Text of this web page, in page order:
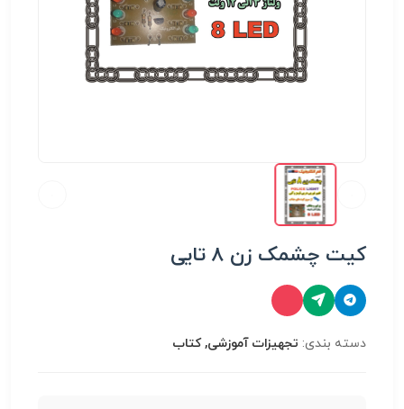
کیت چشمک زن ۸ تایی
دسته بندی: تجهیزات آموزشی, کتاب